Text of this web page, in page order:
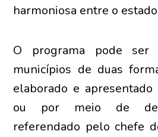
harmoniosa entre o
O programa pode ser
municípios de duas
elaborado e
ou por meio de
referendado pelo chefe